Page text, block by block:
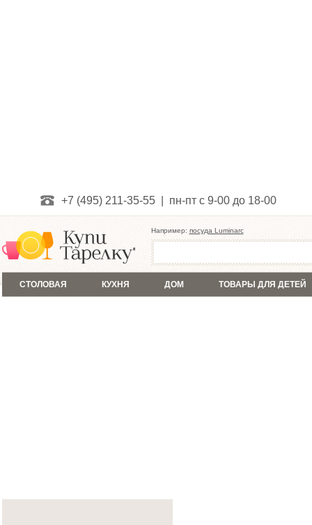
+7 (495) 211-35-55 | пн-пт с 9-00 до 18-00
Например: посуда Luminarc
СТОЛОВАЯ КУХНЯ ДОМ ТОВАРЫ ДЛЯ ДЕТЕЙ